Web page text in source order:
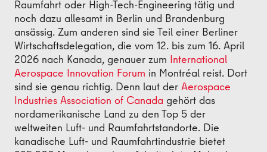
Raumfahrt oder High-Tech-Engineering tätig und
noch dazu allesamt in Berlin und Brandenburg
ansässig. Zum anderen sind sie Teil einer Berliner
Wirtschaftsdelegation, die vom 12. bis zum 16. April
2026 nach Kanada, genauer zum International
Aerospace Innovation Forum in Montréal reist. Dort
sind sie genau richtig. Denn laut der Aerospace
Industries Association of Canada gehört das
nordamerikanische Land zu den Top 5 der
weltweiten Luft- und Raumfahrtstandorte. Die
kanadische Luft- und Raumfahrtindustrie bietet